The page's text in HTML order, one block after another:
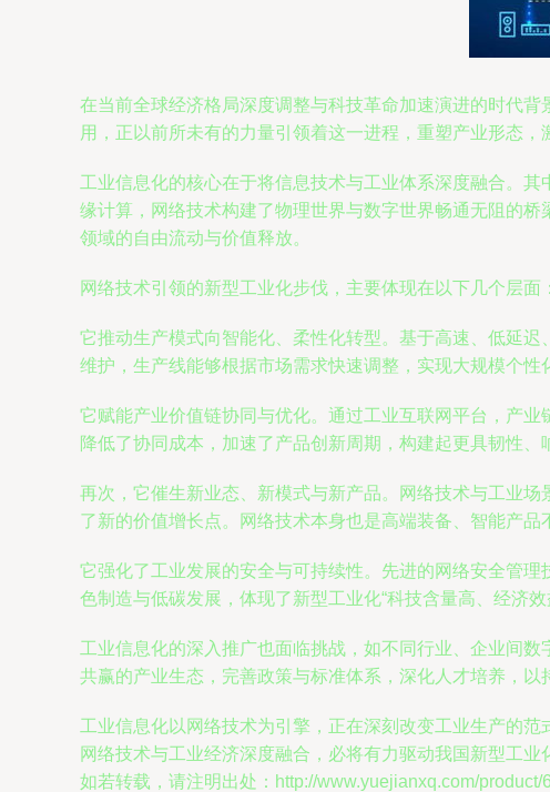
在当前全球经济格局深度调整与科技革命加速演进的时代
用，正以前所未有的力量引领着这一进程，重塑产业形态，
工业信息化的核心在于将信息技术与工业体系深度融合。
缘计算，网络技术构建了物理世界与数字世界畅通无阻的
领域的自由流动与价值释放。
网络技术引领的新型工业化步伐，主要体现在以下几个层面：
它推动生产模式向智能化、柔性化转型。基于高速、低延
维护，生产线能够根据市场需求快速调整，实现大规模个性
它赋能产业价值链协同与优化。通过工业互联网平台，产
降低了协同成本，加速了产品创新周期，构建起更具韧性、
再次，它催生新业态、新模式与新产品。网络技术与工业
了新的价值增长点。网络技术本身也是高端装备、智能产
它强化了工业发展的安全与可持续性。先进的网络安全管
色制造与低碳发展，体现了新型工业化“科技含量高、经济
工业信息化的深入推广也面临挑战，如不同行业、企业间
共赢的产业生态，完善政策与标准体系，深化人才培养，
工业信息化以网络技术为引擎，正在深刻改变工业生产的
网络技术与工业经济深度融合，必将有力驱动我国新型工
如若转载，请注明出处：http://www.yuejianxq.com/product/